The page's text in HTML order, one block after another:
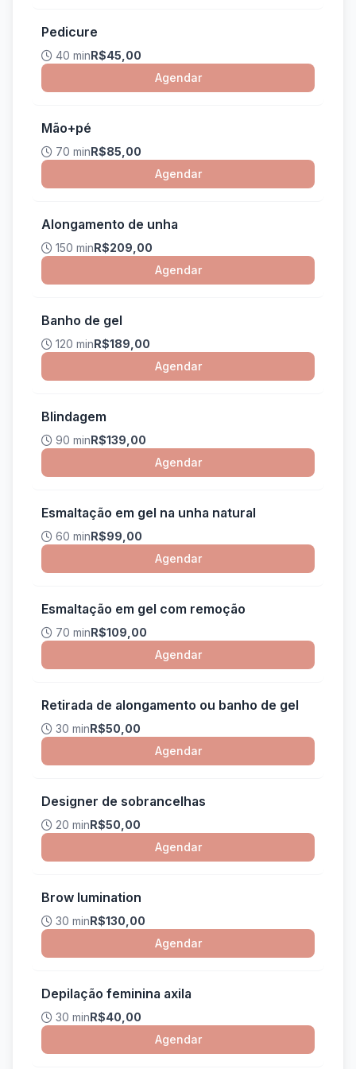
Pedicure
40 minR$45,00
Agendar
Mão+pé
70 minR$85,00
Agendar
Alongamento de unha
150 minR$209,00
Agendar
Banho de gel
120 minR$189,00
Agendar
Blindagem
90 minR$139,00
Agendar
Esmaltação em gel na unha natural
60 minR$99,00
Agendar
Esmaltação em gel com remoção
70 minR$109,00
Agendar
Retirada de alongamento ou banho de gel
30 minR$50,00
Agendar
Designer de sobrancelhas
20 minR$50,00
Agendar
Brow lumination
30 minR$130,00
Agendar
Depilação feminina axila
30 minR$40,00
Agendar